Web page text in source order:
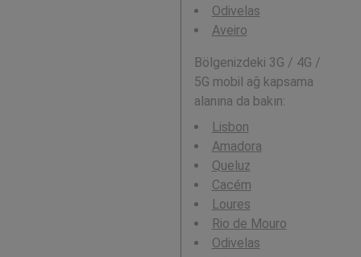
Odivelas
Aveiro
Bölgenizdeki 3G / 4G /
5G mobil ağ kapsama
alanına da bakın:
Lisbon
Amadora
Queluz
Cacém
Loures
Rio de Mouro
Odivelas